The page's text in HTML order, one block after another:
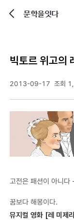
문학을잇다
빅토르 위고의
2013-09-17 조회
고전은 패션이 아니다
꿈보다 해몽이다.
뮤지컬 영화 [레 미제